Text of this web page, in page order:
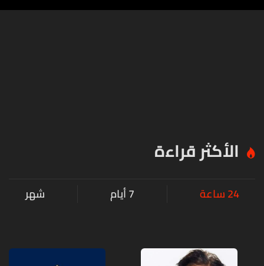
الأكثر قراءة
24 ساعة 7 أيام شهر